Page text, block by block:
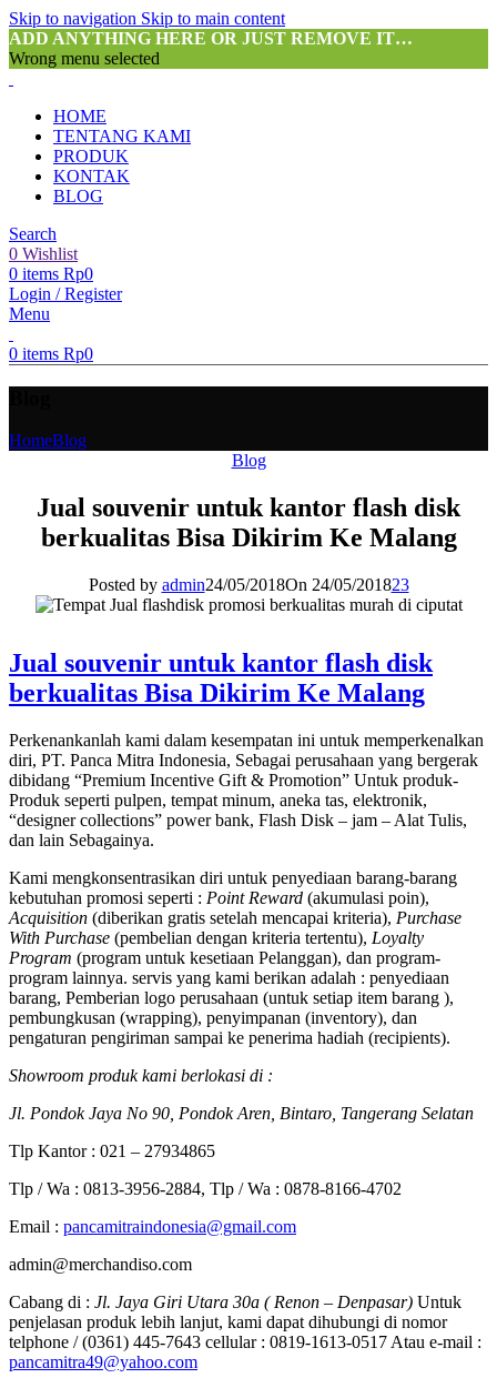
Skip to navigation Skip to main content
ADD ANYTHING HERE OR JUST REMOVE IT…
Wrong menu selected
HOME
TENTANG KAMI
PRODUK
KONTAK
BLOG
Search
0 Wishlist
0 items Rp0
Login / Register
Menu
0 items Rp0
HomeBlog
Blog
Jual souvenir untuk kantor flash disk
berkualitas Bisa Dikirim Ke Malang
Posted by admin24/05/2018On 24/05/201823
Jual souvenir untuk kantor flash disk
berkualitas Bisa Dikirim Ke Malang
Perkenankanlah kami dalam kesempatan ini untuk memperkenalkan
diri, PT. Panca Mitra Indonesia, Sebagai perusahaan yang bergerak
dibidang “Premium Incentive Gift & Promotion” Untuk produk-
Produk seperti pulpen, tempat minum, aneka tas, elektronik,
“designer collections” power bank, Flash Disk – jam – Alat Tulis,
dan lain Sebagainya.
Kami mengkonsentrasikan diri untuk penyediaan barang-barang
kebutuhan promosi seperti : Point Reward (akumulasi poin),
Acquisition (diberikan gratis setelah mencapai kriteria), Purchase
With Purchase (pembelian dengan kriteria tertentu), Loyalty
Program (program untuk kesetiaan Pelanggan), dan program-
program lainnya. servis yang kami berikan adalah : penyediaan
barang, Pemberian logo perusahaan (untuk setiap item barang ),
pembungkusan (wrapping), penyimpanan (inventory), dan
pengaturan pengiriman sampai ke penerima hadiah (recipients).
Showroom produk kami berlokasi di :
Jl. Pondok Jaya No 90, Pondok Aren, Bintaro, Tangerang Selatan
Tlp Kantor : 021 – 27934865
Tlp / Wa : 0813-3956-2884, Tlp / Wa : 0878-8166-4702
Email : pancamitraindonesia@gmail.com
admin@merchandiso.com
Cabang di : Jl. Jaya Giri Utara 30a ( Renon – Denpasar) Untuk
penjelasan produk lebih lanjut, kami dapat dihubungi di nomor
telphone / (0361) 445-7643 cellular : 0819-1613-0517 Atau e-mail :
pancamitra49@yahoo.com